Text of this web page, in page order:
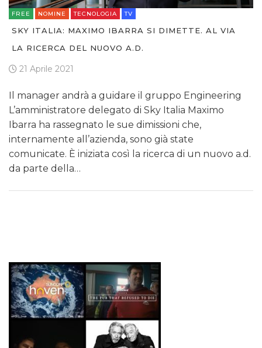
FREE NOMINE TECNOLOGIA TV
SKY ITALIA: MAXIMO IBARRA SI DIMETTE. AL VIA
LA RICERCA DEL NUOVO A.D.
21 Aprile 2021
Il manager andrà a guidare il gruppo Engineering
L’amministratore delegato di Sky Italia Maximo
Ibarra ha rassegnato le sue dimissioni che,
internamente all’azienda, sono già state
comunicate. È iniziata così la ricerca di un nuovo a.d.
da parte della…